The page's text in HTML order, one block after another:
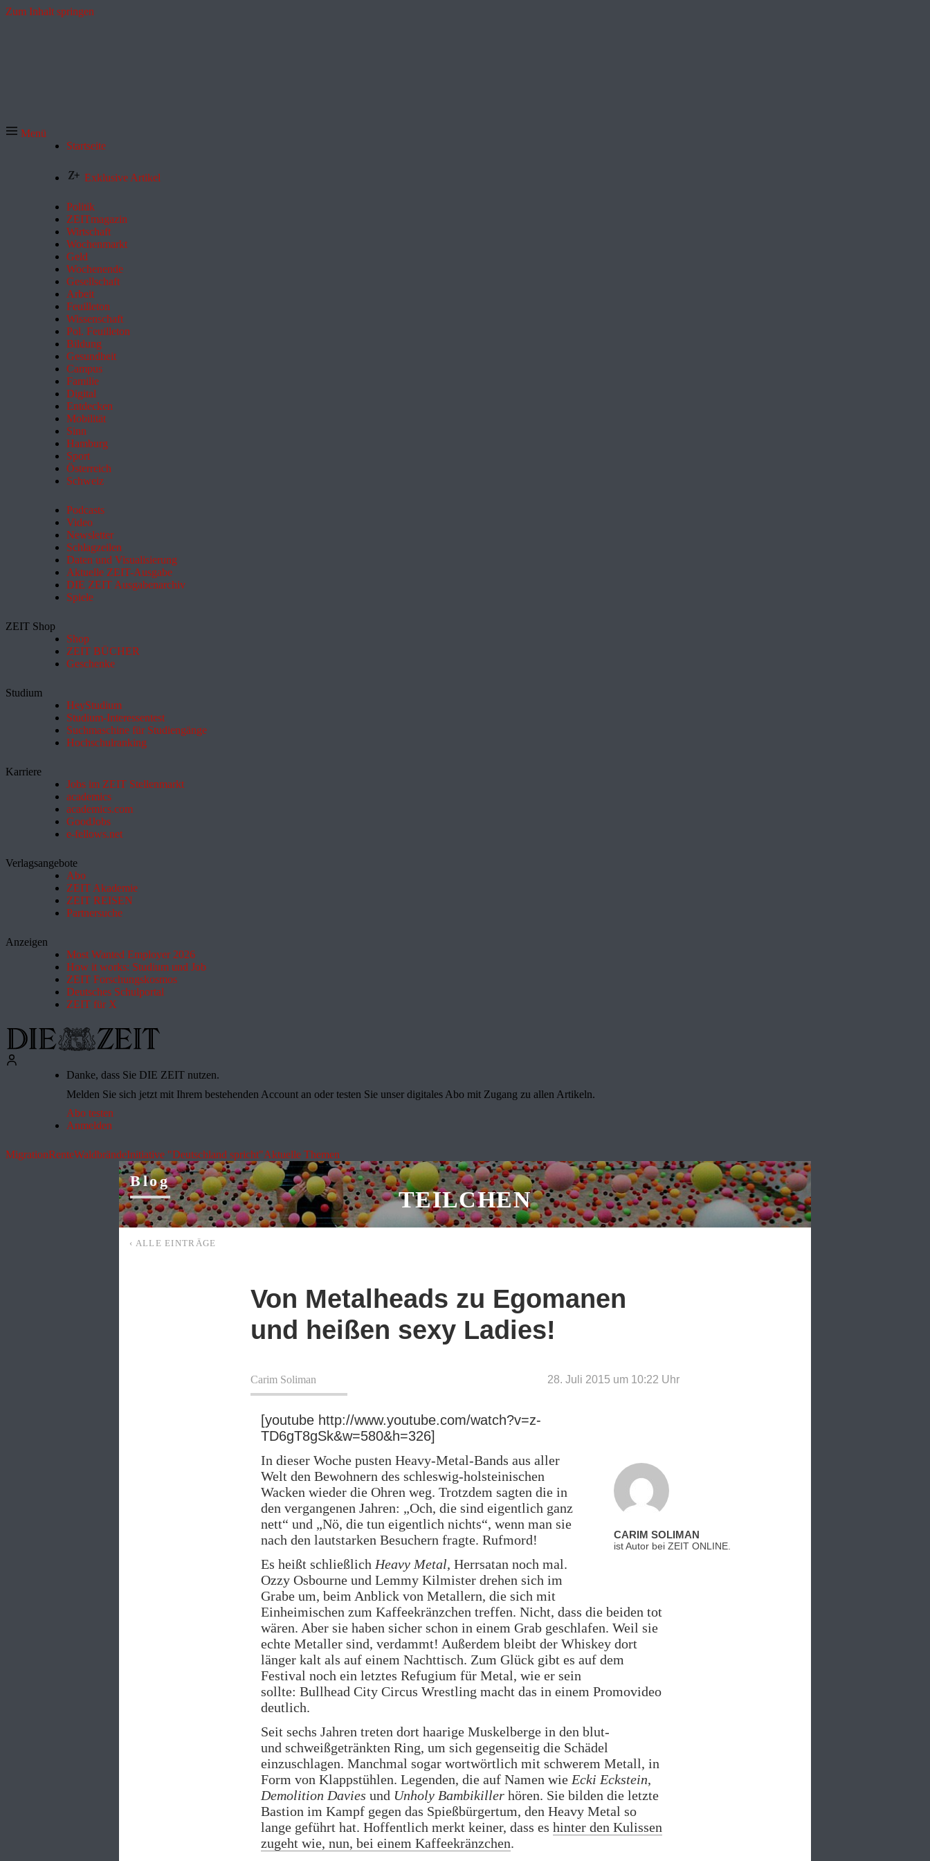
Zum Inhalt springen
Menü
Startseite
Exklusive Artikel
Politik
ZEITmagazin
Wirtschaft
Wochenmarkt
Geld
Wochenende
Gesellschaft
Arbeit
Feuilleton
Wissenschaft
Pol. Feuilleton
Bildung
Gesundheit
Campus
Familie
Digital
Entdecken
Mobilität
Sinn
Hamburg
Sport
Österreich
Schweiz
Podcasts
Video
Newsletter
Schlagzeilen
Daten und Visualisierung
Aktuelle ZEIT-Ausgabe
DIE ZEIT Ausgabenarchiv
Spiele
ZEIT Shop
Shop
ZEIT BÜCHER
Geschenke
Studium
HeyStudium
Studium-Interessentest
Suchmaschine für Studiengänge
Hochschulranking
Karriere
Jobs im ZEIT Stellenmarkt
academics
academics.com
GoodJobs
e-fellows.net
Verlagsangebote
Abo
ZEIT Akademie
ZEIT REISEN
Partnersuche
Anzeigen
Most Wanted Employer 2026
How it works: Studium und Job
ZEIT Forschungskosmos
Deutsches Schulportal
ZEIT für X
Danke, dass Sie DIE ZEIT nutzen.
Melden Sie sich jetzt mit Ihrem bestehenden Account an oder testen Sie unser digitales Abo mit Zugang zu allen Artikeln.
Abo testen
Anmelden
MigrationRenteWaldbrändeInitiative "Deutschland spricht"Aktuelle Themen
Blog
TEILCHEN
‹ ALLE EINTRÄGE
Von Metalheads zu Egomanen
und heißen sexy Ladies!
Carim Soliman 28. Juli 2015 um 10:22 Uhr
[youtube http://www.youtube.com/watch?v=z-
TD6gT8gSk&w=580&h=326]
CARIM SOLIMAN
ist Autor bei ZEIT ONLINE.
In dieser Woche pusten Heavy-Metal-Bands aus aller
Welt den Bewohnern des schleswig-holsteinischen
Wacken wieder die Ohren weg. Trotzdem sagten die in
den vergangenen Jahren: „Och, die sind eigentlich ganz
nett“ und „Nö, die tun eigentlich nichts“, wenn man sie
nach den lautstarken Besuchern fragte. Rufmord!
Es heißt schließlich Heavy Metal, Herrsatan noch mal.
Ozzy Osbourne und Lemmy Kilmister drehen sich im
Grabe um, beim Anblick von Metallern, die sich mit
Einheimischen zum Kaffeekränzchen treffen. Nicht, dass die beiden tot
wären. Aber sie haben sicher schon in einem Grab geschlafen. Weil sie
echte Metaller sind, verdammt! Außerdem bleibt der Whiskey dort
länger kalt als auf einem Nachttisch. Zum Glück gibt es auf dem
Festival noch ein letztes Refugium für Metal, wie er sein
sollte: Bullhead City Circus Wrestling macht das in einem Promovideo
deutlich.
Seit sechs Jahren treten dort haarige Muskelberge in den blut-
und schweißgetränkten Ring, um sich gegenseitig die Schädel
einzuschlagen. Manchmal sogar wortwörtlich mit schwerem Metall, in
Form von Klappstühlen. Legenden, die auf Namen wie Ecki Eckstein,
Demolition Davies und Unholy Bambikiller hören. Sie bilden die letzte
Bastion im Kampf gegen das Spießbürgertum, den Heavy Metal so
lange geführt hat. Hoffentlich merkt keiner, dass es hinter den Kulissen
zugeht wie, nun, bei einem Kaffeekränzchen.